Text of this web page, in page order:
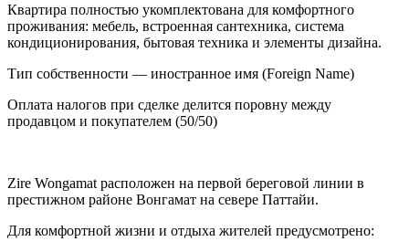
Квартира полностью укомплектована для комфортного
проживания: мебель, встроенная сантехника, система
кондиционирования, бытовая техника и элементы дизайна.
Тип собственности — иностранное имя (Foreign Name)
Оплата налогов при сделке делится поровну между
продавцом и покупателем (50/50)
Zire Wongamat расположен на первой береговой линии в
престижном районе Вонгамат на севере Паттайи.
Для комфортной жизни и отдыха жителей предусмотрено: